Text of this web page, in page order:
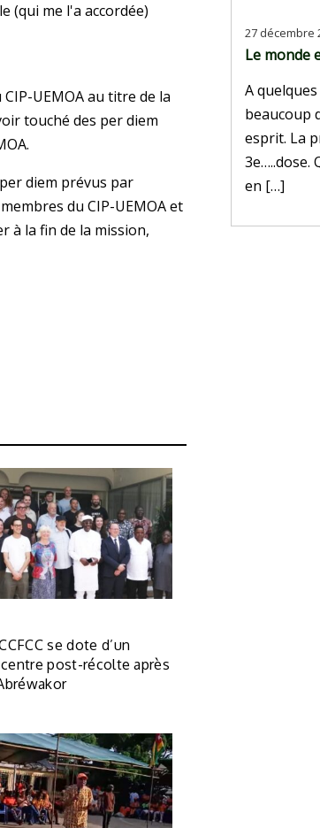
(qui me l'a accordée)
UEMOA au titre de la
touché des per diem
diem prévus par
du CIP-UEMOA et
à la fin de la mission,
se dote d’un
post-récolte après
27 décembre
Le monde
A
beaucoup
esprit. La
3e…..dose.
en […]